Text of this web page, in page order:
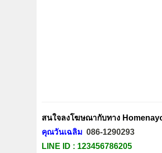
สนใจลงโฆษณากับทาง
คุณวันเฉลิม 086-1290293
LINE ID : 123456786205